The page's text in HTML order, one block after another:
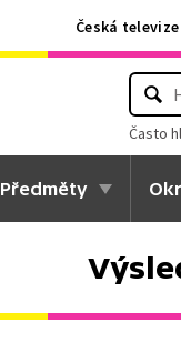
Česká televize
Často
Předměty